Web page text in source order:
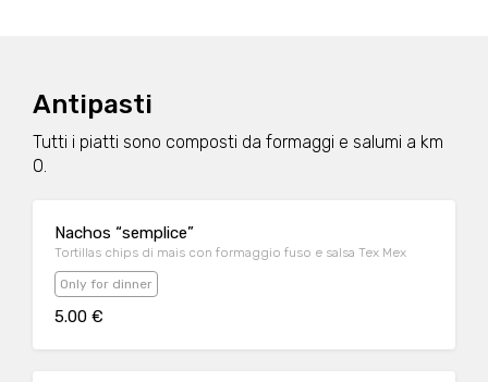
Antipasti
Tutti i piatti sono composti da formaggi e salumi a km
0.
Nachos “semplice”
Tortillas chips di mais con formaggio fuso e salsa Tex Mex
Only for dinner
5.00 €